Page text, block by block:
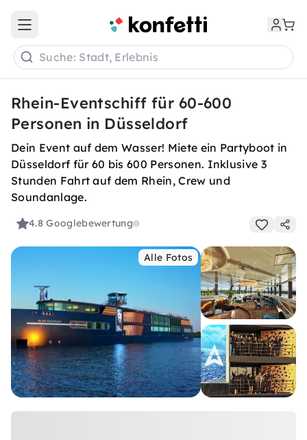
Open main menu
Suche: Stadt, Erlebnis
Rhein-Eventschiff für 60-600
Personen in Düsseldorf
Dein Event auf dem Wasser! Miete ein Partyboot in
Düsseldorf für 60 bis 600 Personen. Inklusive 3
Stunden Fahrt auf dem Rhein, Crew und
Soundanlage.
4.8Googlebewertung
Alle Fotos